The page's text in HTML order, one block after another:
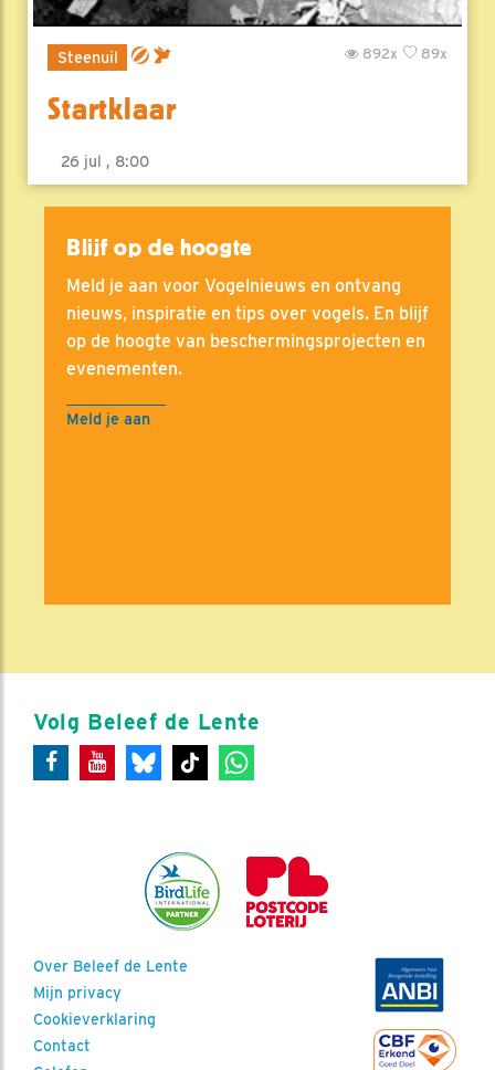
Steenuil 89x
892x
Startklaar
26 jul , 8:00
Blijf op de hoogte
Meld je aan voor Vogelnieuws en ontvang
nieuws, inspiratie en tips over vogels. En blijf
op de hoogte van beschermingsprojecten en
evenementen.
Meld je aan
Volg Beleef de Lente
Over Beleef de Lente
Mijn privacy
Cookieverklaring
Contact